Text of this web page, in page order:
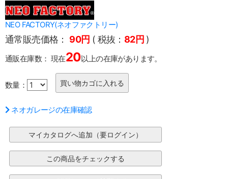
NEO FACTORY(ネオファクトリー)
通常販売価格： 90円 ( 税抜： 82円 )
通販在庫数： 現在20以上の在庫があります。
数量：
ネオガレージの在庫確認